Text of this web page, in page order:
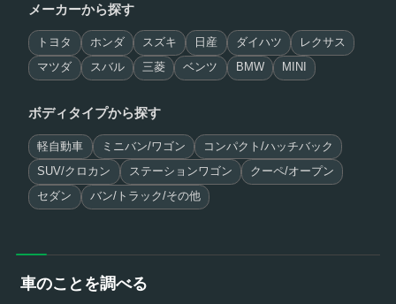
メーカーから探す
トヨタ ホンダ スズキ 日産 ダイハツ レクサス
マツダ スバル 三菱 ベンツ BMW MINI
ボディタイプから探す
軽自動車 ミニバン/ワゴン コンパクト/ハッチバック
SUV/クロカン ステーションワゴン クーペ/オープン
セダン バン/トラック/その他
車のことを調べる